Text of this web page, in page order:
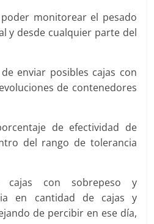
monitorear el pesado
y desde cualquier parte del
enviar posibles cajas con
de contenedores
de efectividad de
del rango de tolerancia
cajas con sobrepeso y
en cantidad de cajas y
de percibir en ese día,